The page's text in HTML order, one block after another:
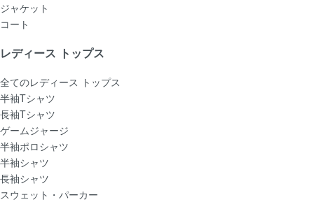
ジャケット
コート
レディース トップス
全てのレディース トップス
半袖Tシャツ
長袖Tシャツ
ゲームジャージ
半袖ポロシャツ
半袖シャツ
長袖シャツ
スウェット・パーカー